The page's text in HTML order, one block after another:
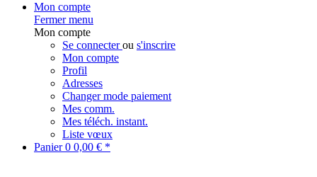
Mon compte
Fermer menu
Mon compte
Se connecterou s'inscrire
Mon compte
Profil
Adresses
Changer mode paiement
Mes comm.
Mes téléch. instant.
Liste vœux
Panier0 0,00 € *